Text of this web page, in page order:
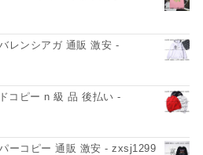
レンシアガ 通販 激安 -
コピー n 級 品 後払い -
ーコピー 通販 激安 - zxsj1299